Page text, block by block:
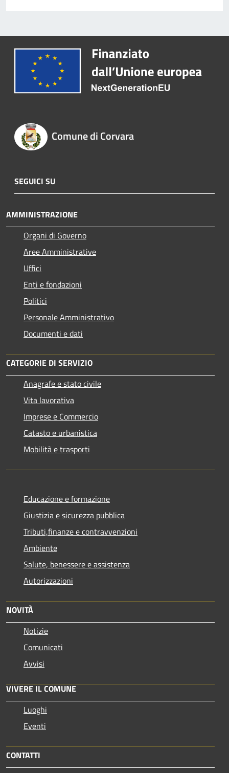
Comune di Corvara
SEGUICI SU
AMMINISTRAZIONE
Organi di Governo
Aree Amministrative
Uffici
Enti e fondazioni
Politici
Personale Amministrativo
Documenti e dati
CATEGORIE DI SERVIZIO
Anagrafe e stato civile
Vita lavorativa
Imprese e Commercio
Catasto e urbanistica
Mobilità e trasporti
Educazione e formazione
Giustizia e sicurezza pubblica
Tributi,finanze e contravvenzioni
Ambiente
Salute, benessere e assistenza
Autorizzazioni
NOVITÀ
Notizie
Comunicati
Avvisi
VIVERE IL COMUNE
Luoghi
Eventi
CONTATTI